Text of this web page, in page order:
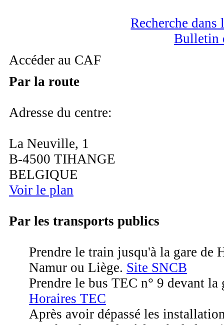
Recherche
Bulletin
Accéder au CAF
Par la route
Adresse du centre:
La Neuville, 1
B-4500 TIHANGE
BELGIQUE
Voir le plan
Par les transports publics
Prendre le train jusqu'à la gare de
Namur ou Liège. Site SNCB
Prendre le bus TEC n° 9 devant
Horaires TEC
Après avoir dépassé les